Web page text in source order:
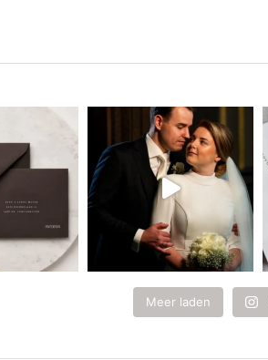
Meer laden